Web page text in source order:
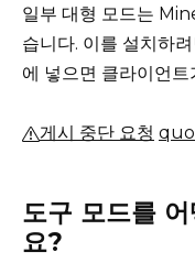
일부 대형 모드는
습니다. 이를 설치하
에 넣으면 클라이언
게시 중단 요청
도구 모드를
요?